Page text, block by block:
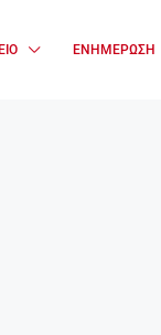
ΕΝΗΜΈΡΩΣΗ